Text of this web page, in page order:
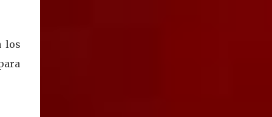
los